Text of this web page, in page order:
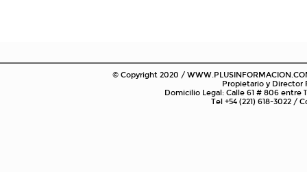
© Copyright 2020 /
Propietario y Director
Domicilio Legal: Calle 61 # 806 entre
Tel +54 (221) 618-3022 /